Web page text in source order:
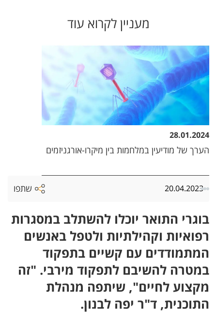
20.04.2023 שתפו
בוגרי התואר יוכלו להשתלב במסגרות
רפואיות וקהילתיות ולטפל באנשים
המתמודדים עם קשיים בתפקוד
במטרה להשיבם לתפקוד מירבי. "זה
מקצוע לחיים", שיתפה מנהלת
התוכנית, ד"ר יפה לבנון.
מעניין לקרוא עוד
28.01.2024
הערך של מודיעין במלחמות בין מיקרו-אורגניזמים